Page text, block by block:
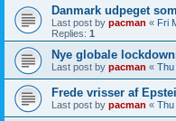
Danmark udpeget
Last post by pacman « Fri
Replies: 1
Nye globale
Last post by pacman « Thu
Frede vrisser af
Last post by pacman « Thu